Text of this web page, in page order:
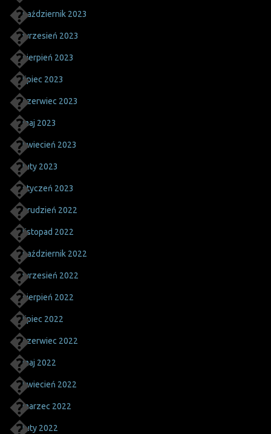
październik 2023
wrzesień 2023
sierpień 2023
lipiec 2023
czerwiec 2023
maj 2023
kwiecień 2023
luty 2023
styczeń 2023
grudzień 2022
listopad 2022
październik 2022
wrzesień 2022
sierpień 2022
lipiec 2022
czerwiec 2022
maj 2022
kwiecień 2022
marzec 2022
luty 2022